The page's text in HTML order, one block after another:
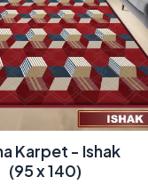
Karpet - Ishak
(95 x 140)